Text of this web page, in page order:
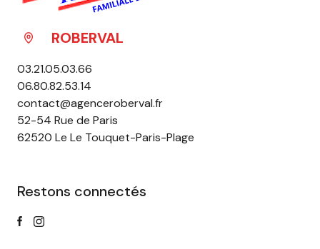
ROBERVAL
03.21.05.03.66
06.80.82.53.14
contact@agenceroberval.fr
52-54 Rue de Paris
62520 Le Le Touquet-Paris-Plage
Restons connectés